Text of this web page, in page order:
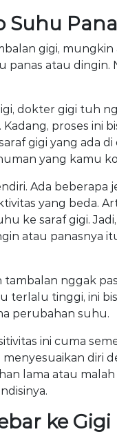
Suhu
gigi, mungkin
atau dingin.
dokter gigi tuh
proses ini
gigi yang ada
yang kamu
Ada beberapa
yang beda.
ke saraf gigi.
atau panasnya
nggak
terlalu tinggi, ini
perubahan suhu.
ini cuma
diri
lama atau
ke Gigi